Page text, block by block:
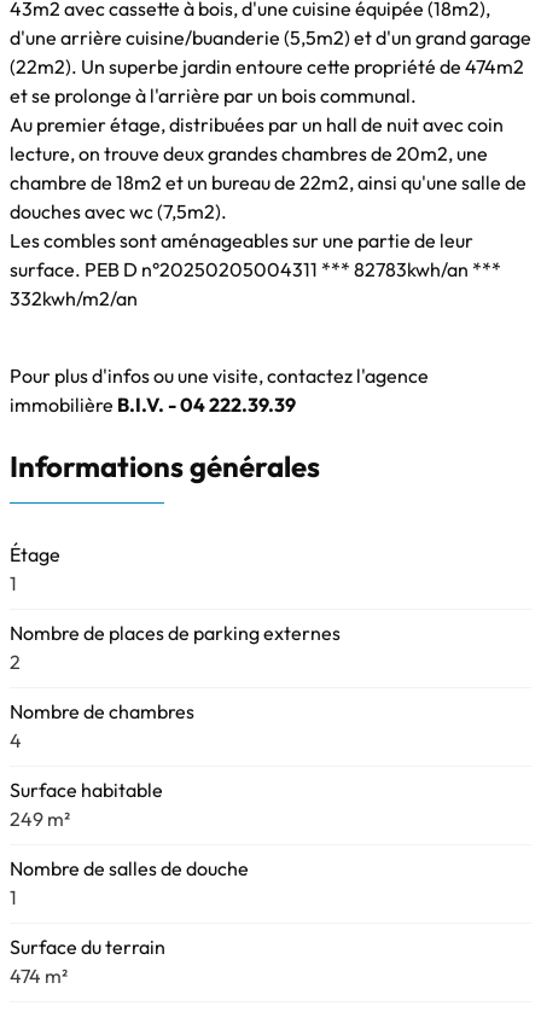
43m2 avec cassette à bois, d'une cuisine équipée (18m2),
d'une arrière cuisine/buanderie (5,5m2) et d'un grand garage
(22m2). Un superbe jardin entoure cette propriété de 474m2
et se prolonge à l'arrière par un bois communal.
Au premier étage, distribuées par un hall de nuit avec coin
lecture, on trouve deux grandes chambres de 20m2, une
chambre de 18m2 et un bureau de 22m2, ainsi qu'une salle de
douches avec wc (7,5m2).
Les combles sont aménageables sur une partie de leur
surface. PEB D n°20250205004311 *** 82783kwh/an ***
332kwh/m2/an
Pour plus d'infos ou une visite, contactez l'agence
immobilière B.I.V. - 04 222.39.39
Informations générales
Étage
1
Nombre de places de parking externes
2
Nombre de chambres
4
Surface habitable
249 m²
Nombre de salles de douche
1
Surface du terrain
474 m²